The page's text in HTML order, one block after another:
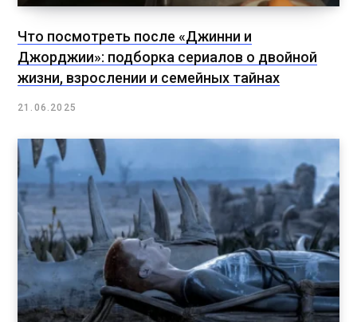
Что посмотреть после «Джинни и
Джорджии»: подборка сериалов о двойной
жизни, взрослении и семейных тайнах
21.06.2025